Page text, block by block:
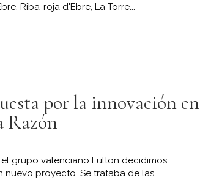
Riba-roja d'Ebre, La Torre...
por la innovación en
Razón
grupo valenciano Fulton decidimos
nuevo proyecto. Se trataba de las